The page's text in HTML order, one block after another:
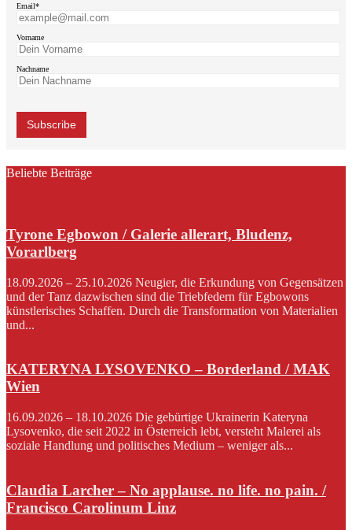
Email*
Vorname
Nachname
Beliebte Beiträge
Tyrone Egbowon / Galerie allerart, Bludenz,
Vorarlberg
18.09.2026 – 25.10.2026 Neugier, die Erkundung von Gegensätzen
und der Tanz dazwischen sind die Triebfedern für Egbowons
künstlerisches Schaffen. Durch die Transformation von Materialien
und...
KATERYNA LYSOVENKO – Borderland / MAK
Wien
16.09.2026 – 18.10.2026 Die gebürtige Ukrainerin Kateryna
Lysovenko, die seit 2022 in Österreich lebt, versteht Malerei als
soziale Handlung und politisches Medium – weniger als...
Claudia Larcher – No applause. no life. no pain. /
Francisco Carolinum Linz